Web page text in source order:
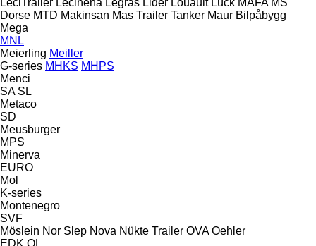
Dorse MTD Makinsan Mas Trailer Tanker Maur Bilpåbygg
Mega
MNL
Meierling Meiller
G-series MHKS MHPS
Menci
SA SL
Metaco
SD
Meusburger
MPS
Minerva
EURO
Mol
K-series
Montenegro
SVF
Möslein Nor Slep Nova Nükte Trailer OVA Oehler
EDK OL